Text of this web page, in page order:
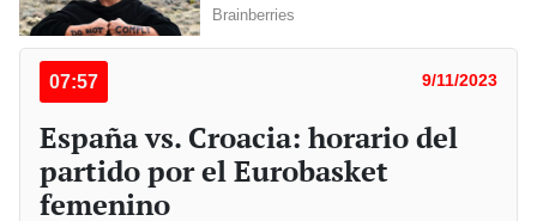
07:57 9/11/2023
España vs. Croacia: horario del
partido por el Eurobasket
femenino